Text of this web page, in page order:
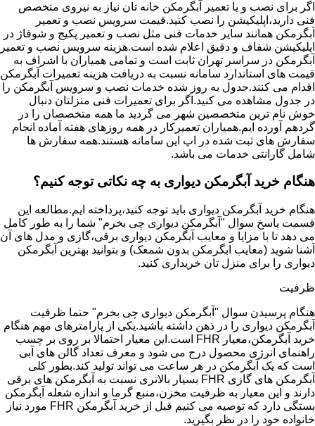
اگر برای نصب و یا تعمیر آبگرمکن خانه تان نیاز به نیروی متخصص
فنی دارید،اپلیکیشن را نصب کنید.قیمت سرویس نصب و تعمیر
آبگرمکن همانند سایر خدمات فنی مثل نصب و تعمیر پکیج و شوفاژ در
اپلیکیشن شفاف و دقیق اعلام شده است.هزینه سرویس نصب و تعمیر
آبگرمکن در سراسر تهران ثابت است و تمامی همیاران با اشراف به
قیمت های استاندارد سامانه نسبت به دریافت هزینه تعمیرات آبگرمکن
اقدام می کنند.جدول به روز شده خدمات نصب و سرویس آبگرمکن را
در جدول مشاهده می کنید.اگر برای تعمیرات فنی منزلتان دنبال
خوش نام ترین متخصصین شهر می گردید ما همه متخصصان را در
گردهم آورده ایم.همیاران تعمیرکار در همه روزهای هفته آماده انجام
سفارش های ثبت شده در اپ این سامانه هستند.همه سفارش ها
شامل گارانتی خدمات می باشد.
هنگام خرید آبگرمکن دیواری به چه نکاتی توجه کنیم؟
هنگام خرید آبگرمکن دیواری باید توجه کنید،پرداخته ایم.مطالعه این
قسمت پاسخ سوال "آبگرمکن دیواری چی بخرم" شما را به طور کامل
می دهد تا با مزایا و معایب آبگرمکن دیواری برقی،گازی و مدل های آن
آشنا شوید (معایب ابگرمکن بدون شمعک) و بتوانید بهترین آبگرمکن
دیواری را برای منزل تان خریداری کنید.
ظرفیت
هنگام پرسیدن سوال "آبگرمکن دیواری چی بخرم" حتما ظرفیت
آبگرمکن دیواری را در ذهن داشته باشید.یکی از پارامترهای مهم هنگام
خرید آبگرمکن،معیار FHR است.این معیار احتمالا بر روی بر چسب
راهنمای انرژی محصول درج می شود و معرف تعداد گالن های آبی
است که یک آبگرمکن در هر ساعت می تواند تولید کند.بطور کلی
آبگرمکن های گازی FHR بسیار بالاتری نسبت به آبگرمکن های برقی
دارند و این معیار به ظرفیت مخزن،منبع گرما و اندازه شعله آبگرمکن
بستگی دارد که توصیه می کنیم قبل از خرید آبگرمکن FHR مورد نیاز
خانواده خود را در نظر بگیرید.